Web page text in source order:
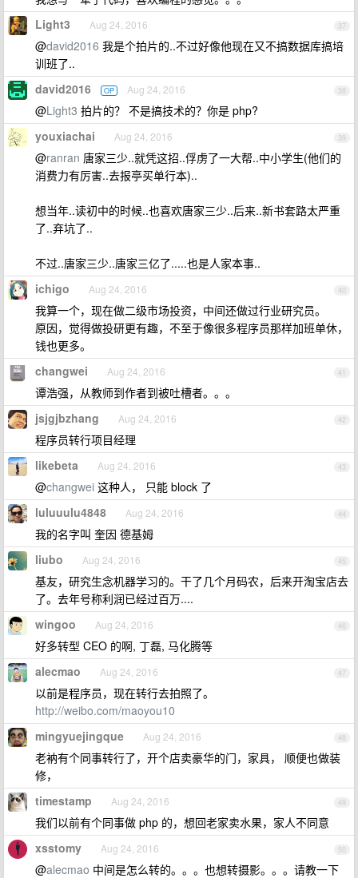
37
Light3 Aug 24, 2016
@david2016 我是个拍片的..不过好像他现在又不搞数据库搞培
训班了..
38
david2016 OP Aug 24, 2016
@Light3 拍片的？ 不是搞技术的？你是 php?
39
youxiachai Aug 24, 2016
@ranran 唐家三少..就凭这招..俘虏了一大帮..中小学生(他们的
消费力有厉害..去报亭买单行本)..
想当年..读初中的时候..也喜欢唐家三少..后来..新书套路太严重
了..弃坑了..
不过..唐家三少..唐家三亿了.....也是人家本事..
40
ichigo Aug 24, 2016
我算一个，现在做二级市场投资，中间还做过行业研究员。
原因，觉得做投研更有趣，不至于像很多程序员那样加班单休，
钱也更多。
41
changwei Aug 24, 2016
谭浩强，从教师到作者到被吐槽者。。。
42
jsjgjbzhang Aug 24, 2016
程序员转行项目经理
43
likebeta Aug 24, 2016
@changwei 这种人， 只能 block 了
44
luluuulu4848 Aug 24, 2016
我的名字叫 奎因 德基姆
45
liubo Aug 24, 2016
基友，研究生念机器学习的。干了几个月码农，后来开淘宝店去
了。去年号称利润已经过百万....
46
wingoo Aug 24, 2016
好多转型 CEO 的啊, 丁磊, 马化腾等
47
alecmao Aug 24, 2016
以前是程序员，现在转行去拍照了。
http://weibo.com/maoyou10
48
mingyuejingque Aug 24, 2016
老衲有个同事转行了，开个店卖豪华的门，家具， 顺便也做装
修，
49
timestamp Aug 24, 2016
我们以前有个同事做 php 的，想回老家卖水果，家人不同意
50
xsstomy Aug 24, 2016
@alecmao 中间是怎么转的。。。也想转摄影。。。请教一下